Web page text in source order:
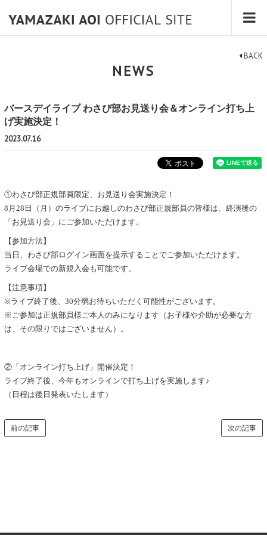
NEWS
BACK
バースデイライブ わさび部お見送り会＆オンライン打ち上
げ実施決定！
2023.07.16
①わさび部正規部員限定、お見送り会実施決定！
8月28日（月）のライブにお越しのわさび部正規部員の皆様は、終演後の
「お見送り会」にご参加いただけます。
【参加方法】
当日、わさび部ログイン画面を提示することでご参加いただけます。
ライブ会場での新規入会も可能です。
【注意事項】
※ライブ終了後、30分弱お待ちいただく可能性がございます。
※ご参加は正規部員様ご本人のみになります（お子様や介助が必要な方
は、その限りではございません）。
②「オンライン打ち上げ」開催決定！
ライブ終了後、今年もオンラインで打ち上げを実施します♪
（日程は後日発表いたします）
次の記事
前の記事